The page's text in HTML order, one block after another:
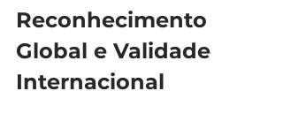
Reconhecimento
Global e Validade
Internacional